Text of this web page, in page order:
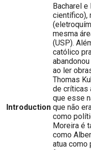
Introduction
Bacharel
científico),
mesma
(USP).
católico
ao ler
Thomas
de críticas
que esse
que não
como
Moreira é
como
atua como